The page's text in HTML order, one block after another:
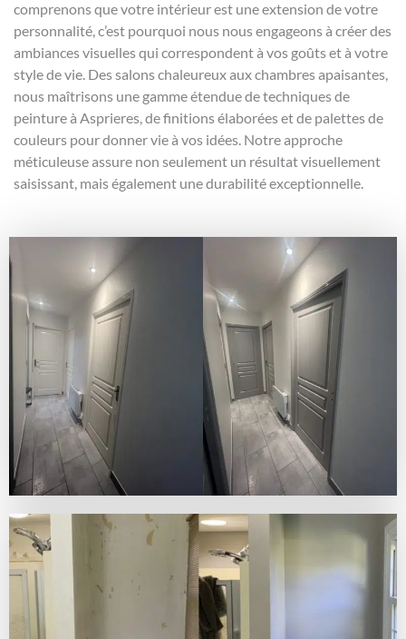
comprenons que votre intérieur est une extension de votre
personnalité, c’est pourquoi nous nous engageons à créer des
ambiances visuelles qui correspondent à vos goûts et à votre
style de vie. Des salons chaleureux aux chambres apaisantes,
nous maîtrisons une gamme étendue de techniques de
peinture à Asprieres, de finitions élaborées et de palettes de
couleurs pour donner vie à vos idées. Notre approche
méticuleuse assure non seulement un résultat visuellement
saisissant, mais également une durabilité exceptionnelle.